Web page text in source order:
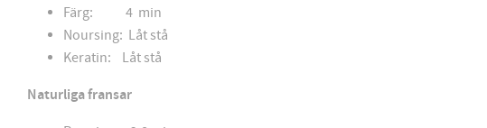
Färg: 4 min
Noursing: Låt stå
Keratin: Låt stå
Naturliga fransar